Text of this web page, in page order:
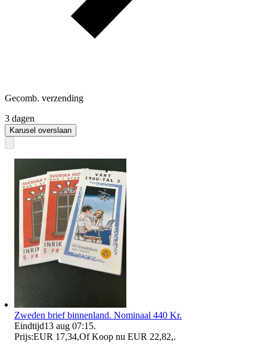
Gecomb. verzending
3 dagen
Karusel overslaan
Zweden brief binnenland. Nominaal 440 Kr.
Eindtijd13 aug 07:15.
Prijs:EUR 17,34,Of Koop nu EUR 22,82,.